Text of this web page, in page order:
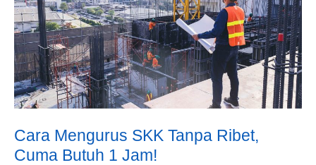
Cara Mengurus SKK Tanpa Ribet,
Cuma Butuh 1 Jam!
Tanpa
Ribet,
Cuma
Butuh
1